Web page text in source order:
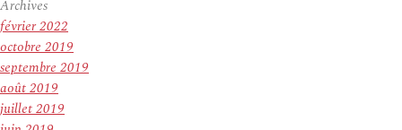
Archives
février 2022
octobre 2019
septembre 2019
août 2019
juillet 2019